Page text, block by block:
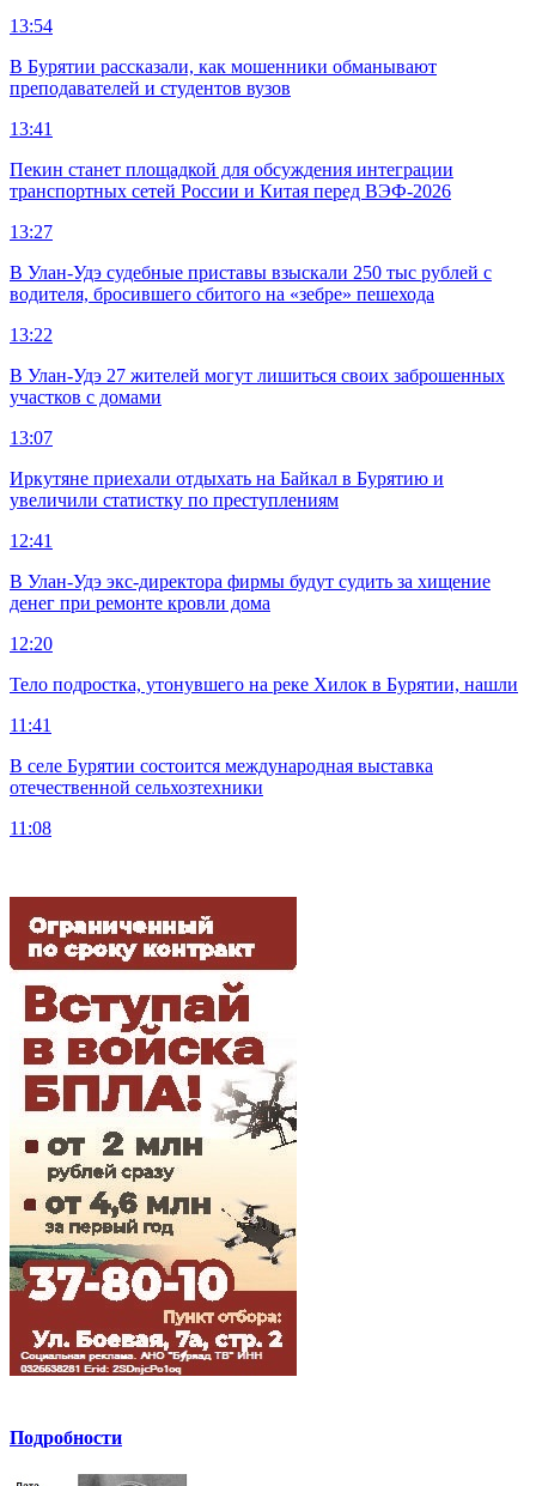
13:54
В Бурятии рассказали, как мошенники обманывают
преподавателей и студентов вузов
13:41
Пекин станет площадкой для обсуждения интеграции
транспортных сетей России и Китая перед ВЭФ-2026
13:27
В Улан-Удэ судебные приставы взыскали 250 тыс рублей с
водителя, бросившего сбитого на «зебре» пешехода
13:22
В Улан-Удэ 27 жителей могут лишиться своих заброшенных
участков с домами
13:07
Иркутяне приехали отдыхать на Байкал в Бурятию и
увеличили статистку по преступлениям
12:41
В Улан-Удэ экс-директора фирмы будут судить за хищение
денег при ремонте кровли дома
12:20
Тело подростка, утонувшего на реке Хилок в Бурятии, нашли
11:41
В селе Бурятии состоится международная выставка
отечественной сельхозтехники
11:08
Подробности